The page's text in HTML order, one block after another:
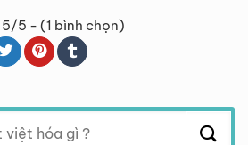
5/5 - (1 bình chọn)